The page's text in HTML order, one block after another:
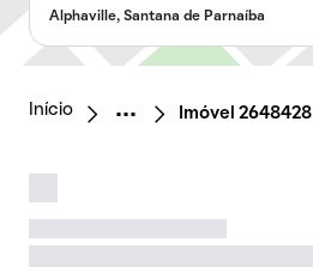
Alphaville, Santana de Parnaíba
Início Imóvel 2648428